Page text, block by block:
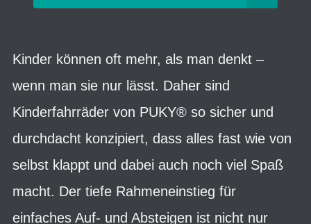
Kinder können oft mehr, als man denkt –
wenn man sie nur lässt. Daher sind
Kinderfahrräder von PUKY® so sicher und
durchdacht konzipiert, dass alles fast wie von
selbst klappt und dabei auch noch viel Spaß
macht. Der tiefe Rahmeneinstieg für
einfaches Auf- und Absteigen ist nicht nur